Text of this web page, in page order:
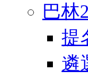
巴林
提
遴